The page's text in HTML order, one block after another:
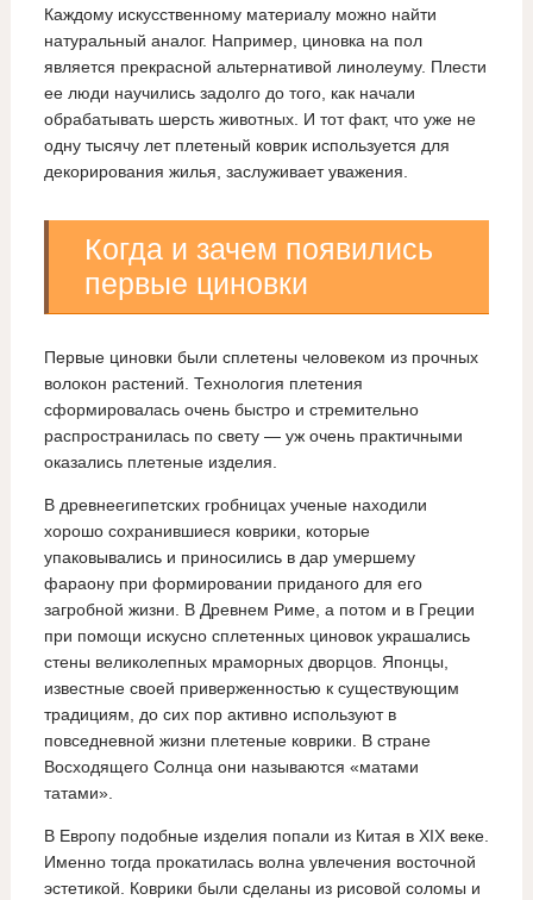
Каждому искусственному материалу можно найти
натуральный аналог. Например, циновка на пол
является прекрасной альтернативой линолеуму. Плести
ее люди научились задолго до того, как начали
обрабатывать шерсть животных. И тот факт, что уже не
одну тысячу лет плетеный коврик используется для
декорирования жилья, заслуживает уважения.
Когда и зачем появились
первые циновки
Первые циновки были сплетены человеком из прочных
волокон растений. Технология плетения
сформировалась очень быстро и стремительно
распространилась по свету — уж очень практичными
оказались плетеные изделия.
В древнеегипетских гробницах ученые находили
хорошо сохранившиеся коврики, которые
упаковывались и приносились в дар умершему
фараону при формировании приданого для его
загробной жизни. В Древнем Риме, а потом и в Греции
при помощи искусно сплетенных циновок украшались
стены великолепных мраморных дворцов. Японцы,
известные своей приверженностью к существующим
традициям, до сих пор активно используют в
повседневной жизни плетеные коврики. В стране
Восходящего Солнца они называются «матами
татами».
В Европу подобные изделия попали из Китая в XIX веке.
Именно тогда прокатилась волна увлечения восточной
эстетикой. Коврики были сделаны из рисовой соломы и